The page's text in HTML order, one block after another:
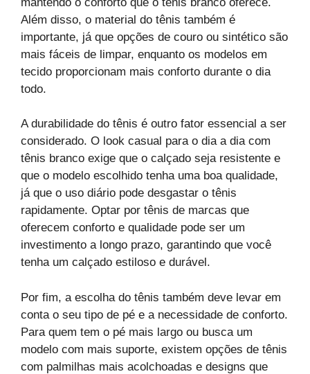
Além disso, o material do tênis também é
importante, já que opções de couro ou sintético são
mais fáceis de limpar, enquanto os modelos em
tecido proporcionam mais conforto durante o dia
todo.
A durabilidade do tênis é outro fator essencial a ser
considerado. O look casual para o dia a dia com
tênis branco exige que o calçado seja resistente e
que o modelo escolhido tenha uma boa qualidade,
já que o uso diário pode desgastar o tênis
rapidamente. Optar por tênis de marcas que
oferecem conforto e qualidade pode ser um
investimento a longo prazo, garantindo que você
tenha um calçado estiloso e durável.
Por fim, a escolha do tênis também deve levar em
conta o seu tipo de pé e a necessidade de conforto.
Para quem tem o pé mais largo ou busca um
modelo com mais suporte, existem opções de tênis
com palmilhas mais acolchoadas e designs que